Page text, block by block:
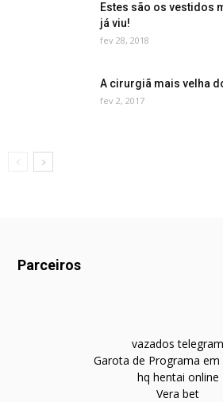
Estes são os vestidos
já viu!
fev 28, 2018
A cirurgiã mais velha
fev 2, 2017
Parceiros
vazados telegram
Garota de Programa em
hq hentai online
Vera bet